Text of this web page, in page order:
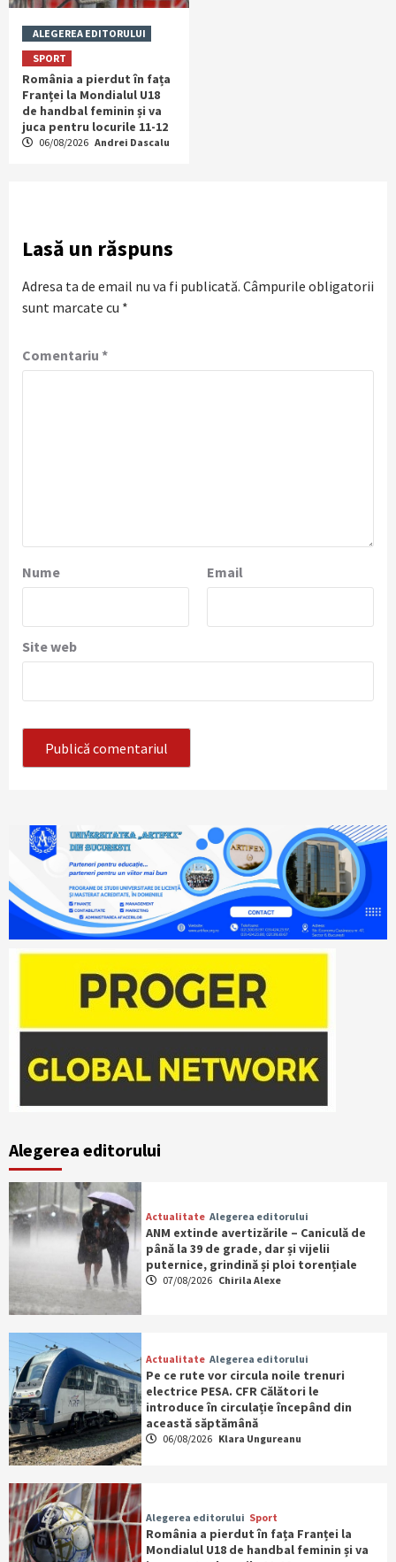
ALEGEREA EDITORULUI
SPORT
România a pierdut în fața
Franței la Mondialul U18
de handbal feminin și va
juca pentru locurile 11-12
06/08/2026 Andrei Dascalu
Lasă un răspuns
Adresa ta de email nu va fi publicată. Câmpurile obligatorii
sunt marcate cu *
Comentariu *
Nume Email
Site web
Alegerea editorului
Actualitate Alegerea editorului
ANM extinde avertizările – Caniculă de
până la 39 de grade, dar și vijelii
puternice, grindină și ploi torențiale
07/08/2026 Chirila Alexe
Actualitate Alegerea editorului
Pe ce rute vor circula noile trenuri
electrice PESA. CFR Călători le
introduce în circulație începând din
această săptămână
06/08/2026 Klara Ungureanu
Alegerea editorului Sport
România a pierdut în fața Franței la
Mondialul U18 de handbal feminin și va